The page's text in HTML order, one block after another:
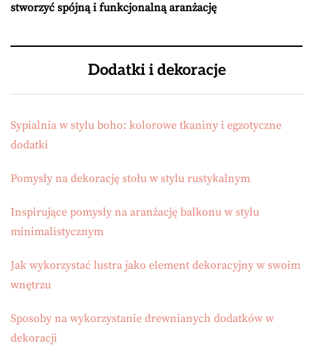
stworzyć spójną i funkcjonalną aranżację
Dodatki i dekoracje
Sypialnia w stylu boho: kolorowe tkaniny i egzotyczne
dodatki
Pomysły na dekorację stołu w stylu rustykalnym
Inspirujące pomysły na aranżację balkonu w stylu
minimalistycznym
Jak wykorzystać lustra jako element dekoracyjny w swoim
wnętrzu
Sposoby na wykorzystanie drewnianych dodatków w
dekoracji